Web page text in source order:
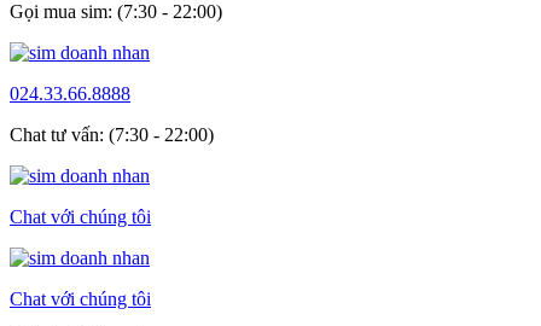
Gọi mua sim: (7:30 - 22:00)
024.33.66.8888
Chat tư vấn: (7:30 - 22:00)
Chat với chúng tôi
Chat với chúng tôi